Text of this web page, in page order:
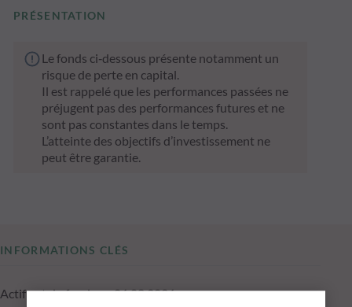
PRÉSENTATION
Le fonds ci‑dessous présente notamment un
risque de perte en capital.
Il est rappelé que les performances passées ne
préjugent pas des performances futures et ne
sont pas constantes dans le temps.
L’atteinte des objectifs d’investissement ne
peut être garantie.
INFORMATIONS CLÉS
Actif net du fonds au 06.08.2026